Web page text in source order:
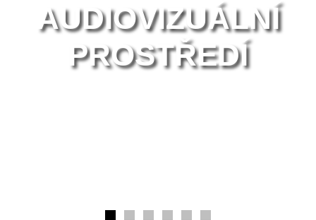
AUDIOVIZUÁLNÍ
PROSTŘEDÍ